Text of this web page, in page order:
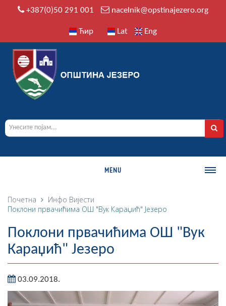
+387(0)50 291 001 nacelnik@opstinajezero.org
Ћир Lat Eng
MENU
О ОПШТИНИ
Историја
Географија
Насељена мјеста
Занимљивости
Почетна Инфо Вијести
Поклони првачићима ОШ "Вук Караџић" Језеро
Поклони првачићима ОШ "Вук
Караџић" Језеро
03.09.2018.